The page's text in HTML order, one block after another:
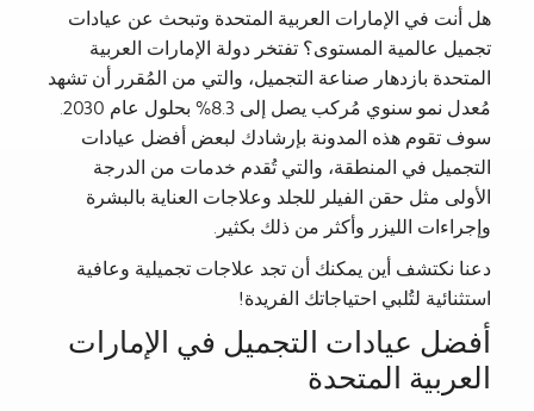
هل أنت في الإمارات العربية المتحدة وتبحث عن عيادات
تجميل عالمية المستوى؟ تفتخر دولة الإمارات العربية
المتحدة بازدهار صناعة التجميل، والتي من المُقرر أن تشهد
مُعدل نمو سنوي مُركب يصل إلى 8.3% بحلول عام 2030.
سوف تقوم هذه المدونة بإرشادك لبعض أفضل عيادات
التجميل في المنطقة، والتي تُقدم خدمات من الدرجة
الأولى مثل حقن الفيلر للجلد وعلاجات العناية بالبشرة
وإجراءات الليزر وأكثر من ذلك بكثير.
دعنا نكتشف أين يمكنك أن تجد علاجات تجميلية وعافية
استثنائية لتُلبي احتياجاتك الفريدة!
أفضل عيادات التجميل في الإمارات
العربية المتحدة